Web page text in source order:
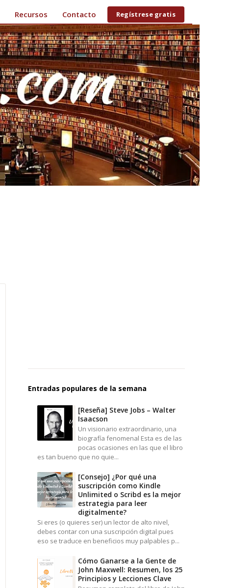
Recursos Contacto Regístrese gratis
Entradas populares de la semana
[Reseña] Steve Jobs – Walter
Isaacson
Un visionario extraordinario, una
biografía fenomenal Esta es de las
pocas ocasiones en las que el libro
es tan bueno que no quie...
[Consejo] ¿Por qué una
suscripción como Kindle
Unlimited o Scribd es la mejor
estrategia para leer
digitalmente?
Si eres (o quieres ser) un lector de alto nivel,
debes contar con una suscripción digital pues
eso se traduce en beneficios muy palpables p...
Cómo Ganarse a la Gente de
John Maxwell: Resumen, los 25
Principios y Lecciones Clave